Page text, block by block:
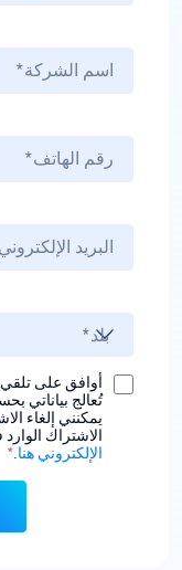
تُعالج بياناتي
يمكنني إلغاء
الاشتراك
الإلكتروني هنا.
*